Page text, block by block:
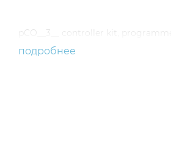
pCO__3__ controller kit,
подробнее